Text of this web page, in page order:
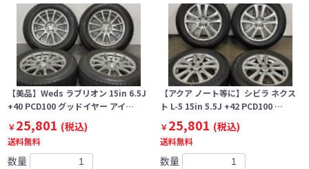
【美品】Weds ラブリオン 15in 6.5J
+40 PCD100 グッドイヤー アイ…
￥25,801 (税込)
送料無料
数量
【アクア ノート等に】シビラ ネクス
ト L-5 15in 5.5J +42 PCD100 …
￥25,801 (税込)
送料無料
数量